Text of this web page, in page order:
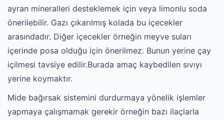
ayran mineralleri desteklemek için veya limonlu soda
önerilebilir. Gazı çıkarılmış kolada bu içecekler
arasındadır. Diğer içecekler örneğin meyve suları
içerinde posa olduğu için önerilmez. Bunun yerine çay
içilmesi tavsiye edilir.Burada amaç kaybedilen sıvıyı
yerine koymaktır.
Mide bağırsak sistemini durdurmaya yönelik işlemler
yapmaya çalışmamak gerekir örneğin bazı ilaçlarla